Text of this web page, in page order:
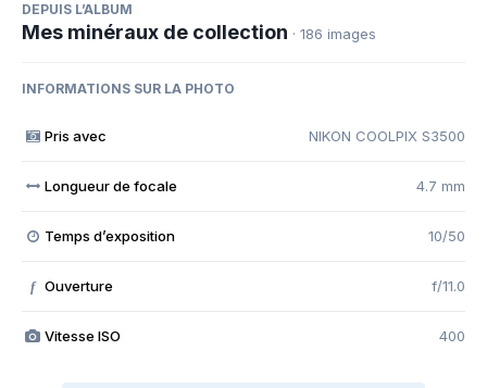
DEPUIS L’ALBUM
Mes minéraux de collection · 186 images
INFORMATIONS SUR LA PHOTO
Pris avec NIKON COOLPIX S3500
Longueur de focale 4.7 mm
Temps d’exposition 10/50
f Ouverture f/11.0
Vitesse ISO 400